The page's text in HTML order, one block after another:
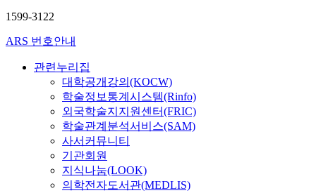
1599-3122
ARS 번호안내
관련누리집
대학공개강의(KOCW)
학술정보통계시스템(Rinfo)
외국학술지지원센터(FRIC)
학술관계분석서비스(SAM)
사서커뮤니티
기관회원
지식나눔(LOOK)
의학전자도서관(MEDLIS)